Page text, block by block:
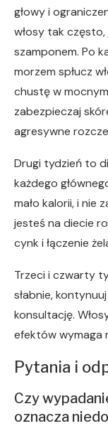
głowy i
włosy tak
szamponem. Po
morzem spłucz
chustę w
zabezpieczaj
agresywne
Drugi tydzień to
każdego
mało kalorii, i nie
jesteś na diecie
cynk i łączenie
Trzeci i czwarty
słabnie,
konsultację.
efektów wymaga
Pytania i
Czy
oznacza